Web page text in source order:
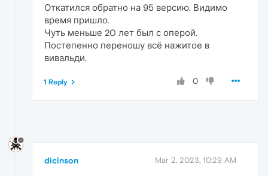
Откатился обратно на 95 версию. Видимо
время пришло.
Чуть меньше 20 лет был с оперой.
Постепенно переношу всё нажитое в
вивальди.
0
1 Reply
dicinson Mar 2, 2023, 10:29 AM